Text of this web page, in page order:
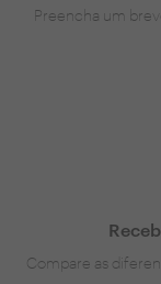
Preencha um
Compare as